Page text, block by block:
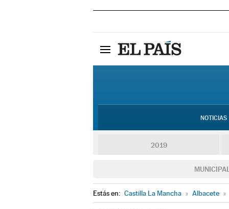
NOTICIAS
2019
Estás en: Castilla La Mancha » Albacete »